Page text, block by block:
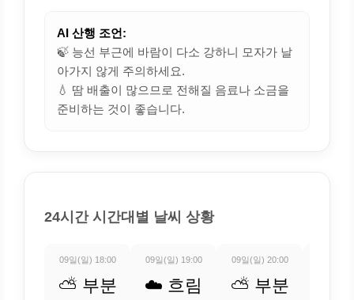
AI 산행 조언:
🍃 능선 부근에 바람이 다소 강하니 모자가 날
아가지 않게 주의하세요.
💧 땀 배출이 많으므로 전해질 음료나 소금을
준비하는 것이 좋습니다.
24시간 시간대별 날씨 상황
09일(일) 18:00
⛅ 부분
09일(일) 19:00
☁️ 흐림
09일(일) 20:00
⛅ 부분